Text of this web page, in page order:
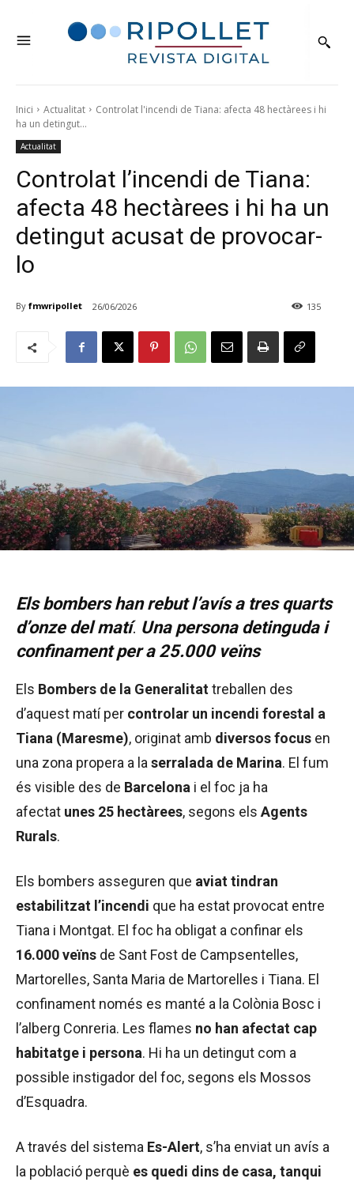
Inici Actualitat
Controlat l'incendi de Tiana: afecta 48 hectàrees i hi
ha un detingut...
Actualitat
Controlat l’incendi de Tiana:
afecta 48 hectàrees i hi ha un
detingut acusat de provocar-
lo
By fmwripollet 26/06/2026 135
Els bombers han rebut l’avís a tres quarts
d’onze del matí. Una persona detinguda i
confinament per a 25.000 veïns
Els Bombers de la Generalitattreballen des
d’aquest matí per controlar un incendi forestal a
Tiana (Maresme), originat amb diversos focus en
una zona propera a la serralada de Marina. El fum
és visible des de Barcelona i el foc ja ha
afectat unes 25 hectàrees, segons els Agents
Rurals.
Els bombers asseguren que aviat tindran
estabilitzat l’incendi que ha estat provocat entre
Tiana i Montgat. El foc ha obligat a confinar els
16.000 veïns de Sant Fost de Campsentelles,
Martorelles, Santa Maria de Martorelles i Tiana. El
confinament només es manté a la Colònia Bosc i
l’alberg Conreria. Les flames no han afectat cap
habitatge i persona. Hi ha un detingut com a
possible instigador del foc, segons els Mossos
d’Esquadra.
A través del sistema Es-Alert, s’ha enviat un avís a
la població perquè es quedi dins de casa, tanqui